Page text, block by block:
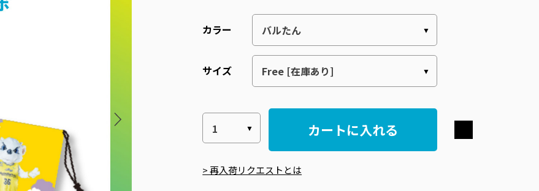
カラー
サイズ
カートに入れる
> 再入荷リクエストとは